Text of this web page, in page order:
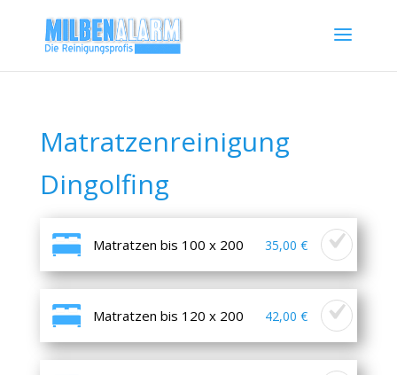
Matratzenreinigung
Dingolfing
Matratzen bis 100 x 200 35,00 €
Matratzen bis 120 x 200 42,00 €